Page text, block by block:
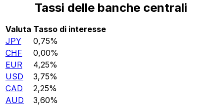
Tassi delle banche centrali
Valuta Tasso di interesse
JPY
0,75%
CHF
0,00%
EUR
4,25%
USD
3,75%
CAD
2,25%
AUD
3,60%